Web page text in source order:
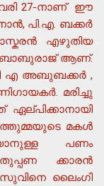
27-നാണ് ഈ
പി.എ. ബക്കര്‍
എഴുതിയ
ബാബുരാജ് ആണ്.
സി എ അബുബക്കര്‍ ,
മരിച്ചു
മകള്‍
പണം
ക്കാരന്‍
ലൈംഗി